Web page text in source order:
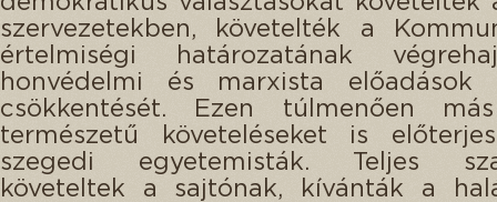
szervezetekben, követelték a
értelmiségi határozatának
honvédelmi és marxista előadások
csökkentését. Ezen túlmenően
természetű követeléseket is
szegedi egyetemisták. Teljes
követeltek a sajtónak, kívánták a